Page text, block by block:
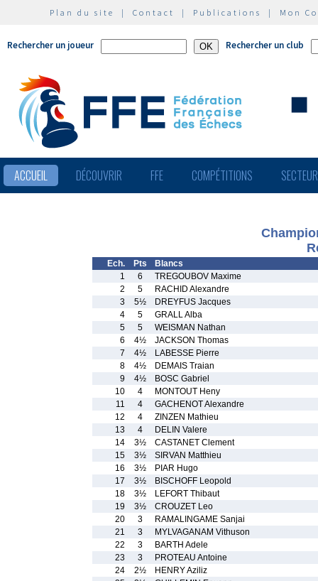
Plan du site | Contact | Publications | Mon
Rechercher un joueur Rechercher un club
ACCUEIL DÉCOUVRIR FFE COMPÉTITIONS
Ech. Pts
Blancs
1
6
TREGOUBOV Maxime
2
5
RACHID Alexandre
3
5½
DREYFUS Jacques
4
5
GRALL Alba
5
5
WEISMAN Nathan
6
4½
JACKSON Thomas
7
4½
LABESSE Pierre
8
4½
DEMAIS Traian
9
4½
BOSC Gabriel
10
4
MONTOUT Heny
11
4
GACHENOT Alexandre
12
4
ZINZEN Mathieu
13
4
DELIN Valere
14
3½
CASTANET Clement
15
3½
SIRVAN Matthieu
16
3½
PIAR Hugo
17
3½
BISCHOFF Leopold
18
3½
LEFORT Thibaut
19
3½
CROUZET Leo
20
3
RAMALINGAME Sanjai
21
3
MYLVAGANAM Vithuson
22
3
BARTH Adele
23
3
PROTEAU Antoine
24
2½
HENRY Aziliz